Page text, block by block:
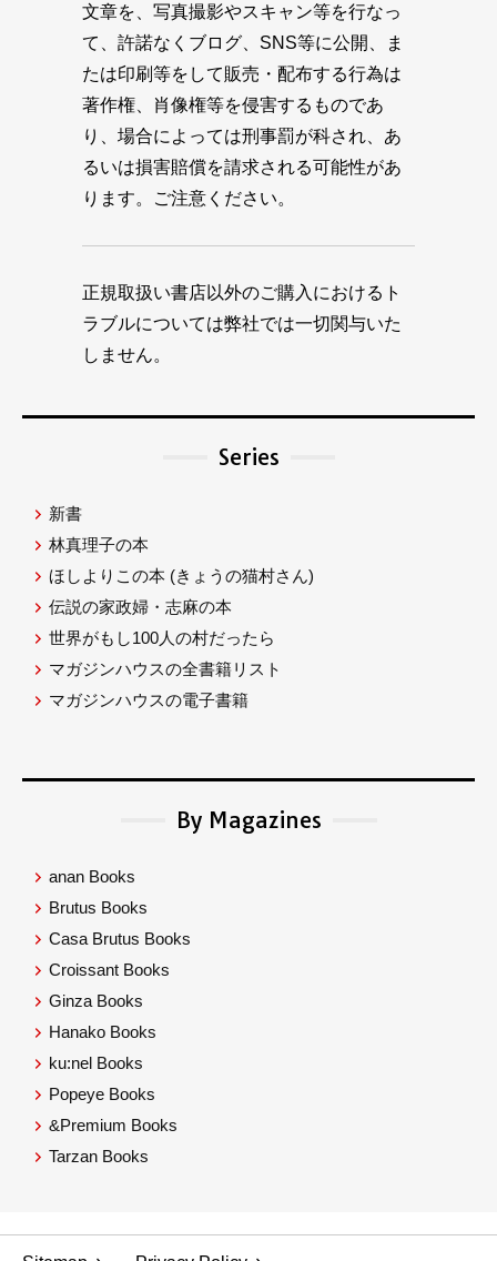
文章を、写真撮影やスキャン等を行なっ
て、許諾なくブログ、SNS等に公開、ま
たは印刷等をして販売・配布する行為は
著作権、肖像権等を侵害するものであ
り、場合によっては刑事罰が科され、あ
るいは損害賠償を請求される可能性があ
ります。ご注意ください。
正規取扱い書店以外のご購入におけるト
ラブルについては弊社では一切関与いた
しません。
Series
新書
林真理子の本
ほしよりこの本 (きょうの猫村さん)
伝説の家政婦・志麻の本
世界がもし100人の村だったら
マガジンハウスの全書籍リスト
マガジンハウスの電子書籍
By Magazines
anan Books
Brutus Books
Casa Brutus Books
Croissant Books
Ginza Books
Hanako Books
ku:nel Books
Popeye Books
&Premium Books
Tarzan Books